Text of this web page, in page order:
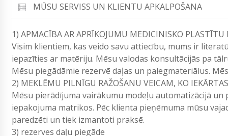
MŪSU SERVISS UN KLIENTU APKALPOŠANA
1) APMACĪBA AR APRĪKOJUMU MEDICINISKO PLASTĪTU
Visim klientiem, kas veido savu attiecību, mums ir
iepazīties ar matēriju. Mēsu valodas konsultācijās pa
Mēsu piegādāmie rezervē daļas un palegmateriālus.
2) MEKLĒMU PILNĪGU RAŽOŠANU VEICAM, KO
Mēsu pierādījuma vairākumu modeļu automatizācijā
iepakojuma matrikos. Pēc klienta pieņēmuma mūsu
paredzēti un tiek izmantoti praksē.
3) rezerves daļu piegāde